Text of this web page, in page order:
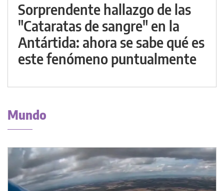
Sorprendente hallazgo de las
"Cataratas de sangre" en la
Antártida: ahora se sabe qué es
este fenómeno puntualmente
Mundo